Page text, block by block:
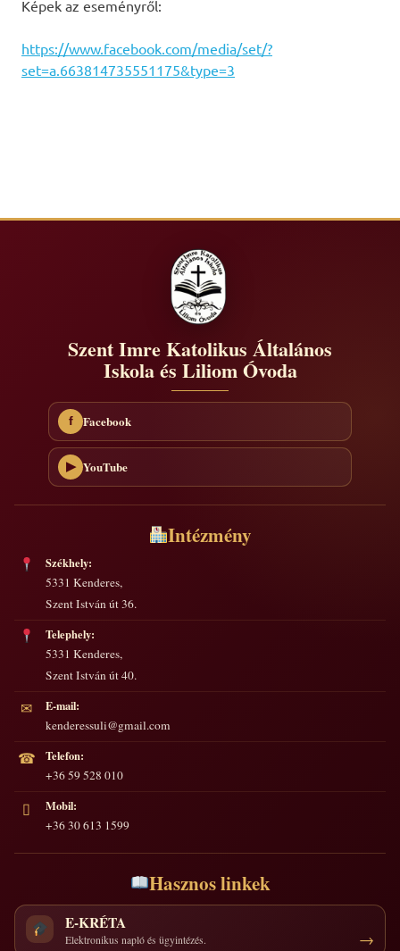
Képek az eseményről:
https://www.facebook.com/media/set/?
set=a.663814735551175&type=3
Szent Imre Katolikus Általános
Iskola és Liliom Óvoda
f Facebook
▶ YouTube
Intézmény
Székhely:
5331 Kenderes,
Szent István út 36.
Telephely:
5331 Kenderes,
Szent István út 40.
✉
E-mail:
kenderessuli@gmail.com
☎
Telefon:
+36 59 528 010
▯
Mobil:
+36 30 613 1599
Hasznos linkek
E-KRÉTA
Elektronikus napló és ügyintézés.